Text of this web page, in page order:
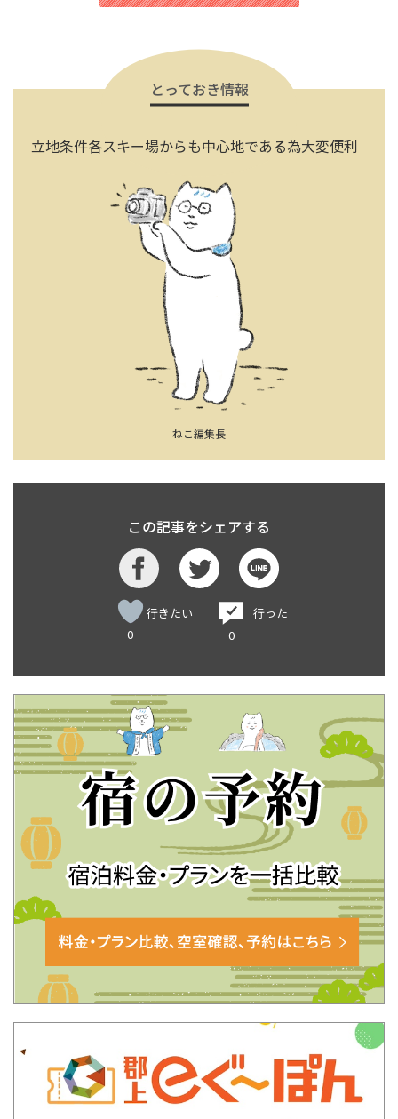
立地条件各スキー場からも中心地である為大変便利
ねこ編集長
とっておき情報
この記事をシェアする
0
行きたい
行った
0